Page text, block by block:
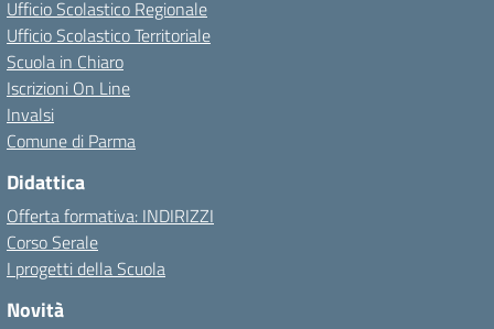
Ufficio Scolastico Regionale
Ufficio Scolastico Territoriale
Scuola in Chiaro
Iscrizioni On Line
Invalsi
Comune di Parma
Didattica
Offerta formativa: INDIRIZZI
Corso Serale
I progetti della Scuola
Novità